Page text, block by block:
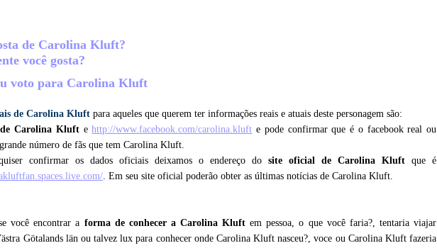
de Carolina Kluft?
você gosta?
voto para Carolina Kluft
de Carolina Kluft para aqueles que querem ter informações reais e atuais deste personagem são:
de Carolina Kluftehttp://www.facebook.com/carolina.kluft e pode confirmar que é o facebook real ou
número de fãs que tem Carolina Kluft.
confirmar os dados oficiais deixamos o endereço do site oficial de Carolina Kluft que é
. Em seu site oficial poderão obter as últimas notícias de Carolina Kluft.
você encontrar a forma de conhecer a Carolina Kluft em pessoa, o que você faria?, tentaria viajar
Götalands län ou talvez lux para conhecer onde Carolina Kluft nasceu?, voce ou Carolina Kluft fazeria